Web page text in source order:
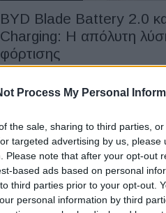
Process My Personal
the sale, sharing to third parties,
targeted advertising by us,
Please note that after your opt-out
based ads based on personal
third parties prior to your opt-out.
personal information by third
BYD Blade Battery 2.0
Charging: Η απόλυτη
φόρτισης
Electric Cars & Hybrids